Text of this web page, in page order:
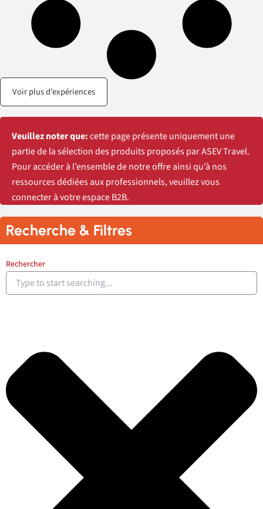
Voir plus d’expériences
Veuillez noter que:cette page présente uniquement une
partie de la sélection des produits proposés par ASEV Travel.
Pour accéder à l’ensemble de notre offre ainsi qu’à nos
ressources dédiées aux professionnels, veuillez vous
connecter à votre espace B2B.
Recherche & Filtres
Rechercher